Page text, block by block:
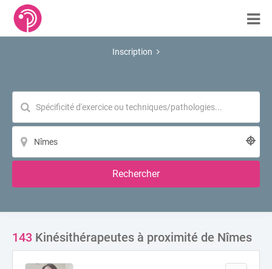
Inscription
Rechercher
143 Kinésithérapeutes à proximité de Nîmes